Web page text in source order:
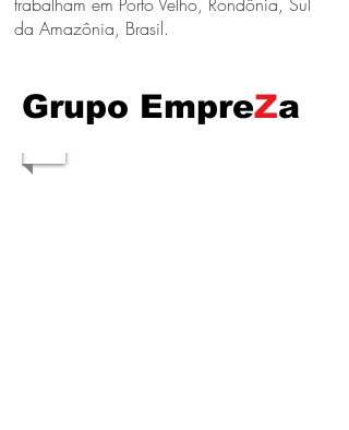
Grupo EmpreZa
da Amazônia, Brasil.